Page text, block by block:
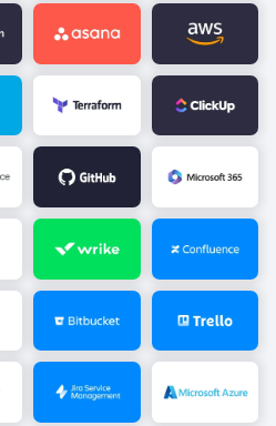
Image Image
Image Image
Image Image
Image Image
Image Image
Image Image